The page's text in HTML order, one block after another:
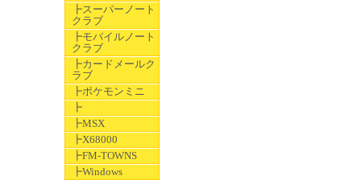
┣スーパーノート
クラブ
┣モバイルノート
クラブ
┣カードメールク
ラブ
┣ポケモンミニ
┣
┣MSX
┣X68000
┣FM-TOWNS
┣Windows